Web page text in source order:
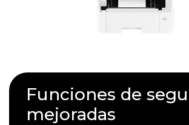
Funciones de
mejoradas